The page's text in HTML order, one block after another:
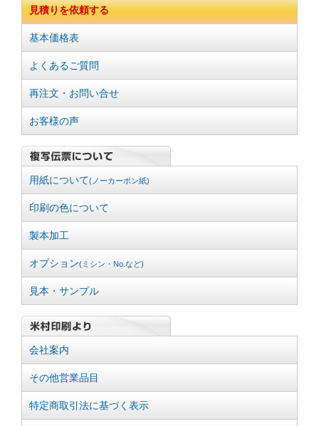
見積りを依頼する
基本価格表
よくあるご質問
再注文・お問い合せ
お客様の声
用紙について(ノーカーボン紙)
印刷の色について
製本加工
オプション(ミシン・No.など)
見本・サンプル
会社案内
その他営業品目
特定商取引法に基づく表示